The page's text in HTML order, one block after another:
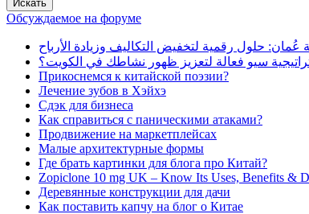
Обсуждаемое на форуме
حلول رقمية لتخفيض التكاليف وزيادة الأرباح
سيو فعالة لتعزيز ظهور نشاطك في الكويت؟
Прикоснемся к китайской поэзии?
Лечение зубов в Хэйхэ
Сдэк для бизнеса
Как справиться с паническими атаками?
Продвижение на маркетплейсах
Малые архитектурные формы
Где брать картинки для блога про Китай?
Zopiclone 10 mg UK – Know Its Uses, Benefits &
Деревянные конструкции для дачи
Как поставить капчу на блог о Китае